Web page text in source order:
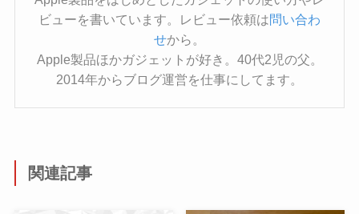
ビューを書いています。レビュー依頼は問い合わ
せから。
Apple製品ほかガジェットが好き。40代2児の父。
2014年からブログ運営を仕事にしてます。
関連記事